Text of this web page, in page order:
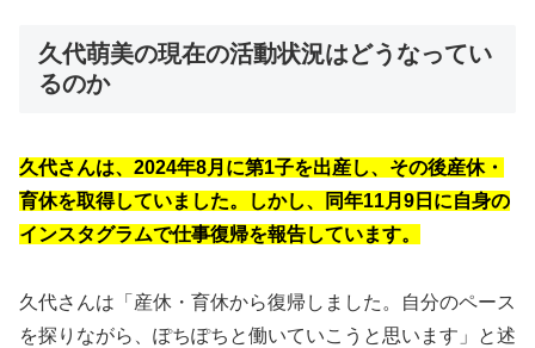
久代萌美の現在の活動状況はどうなってい
るのか
久代さんは、2024年8月に第1子を出産し、その後産休・
育休を取得していました。しかし、同年11月9日に自身の
インスタグラムで仕事復帰を報告しています。
久代さんは「産休・育休から復帰しました。自分のペース
を探りながら、ぽちぽちと働いていこうと思います」と述